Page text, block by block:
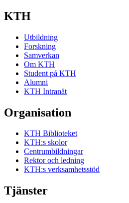
KTH
Utbildning
Forskning
Samverkan
Om KTH
Student på KTH
Alumni
KTH Intranät
Organisation
KTH Biblioteket
KTH:s skolor
Centrumbildningar
Rektor och ledning
KTH:s verksamhetsstöd
Tjänster